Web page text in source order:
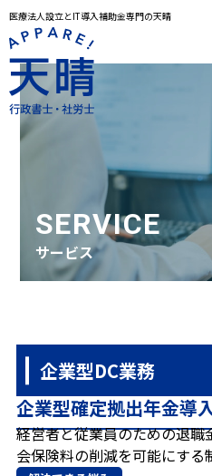
医療法人設立とIT導入補助金専門の天晴
SERVICE
サービス
企業型DC業務
企業型確定拠出年金導
経営者と従業員のための退
会保険料の削減を可能にする
メインメニュー
トップページ
事務所案内
お役立ち記事
お問合せ
サービスメニュー
プライバシーポリシー